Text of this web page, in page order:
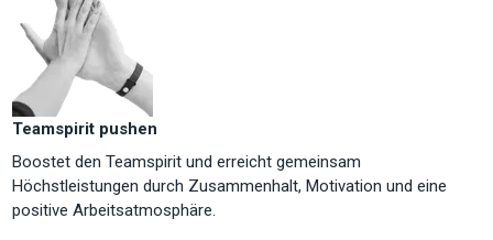
Teamspirit pushen
Boostet den Teamspirit und erreicht gemeinsam
Höchstleistungen durch Zusammenhalt, Motivation und eine
positive Arbeitsatmosphäre.